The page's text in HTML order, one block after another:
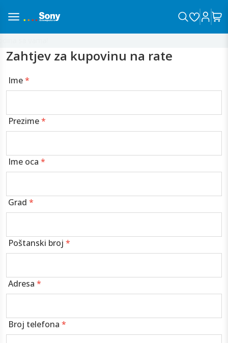
Zahtjev za kupovinu na rate
Ime*
Prezime*
Ime oca *
Grad *
Poštanski broj *
Adresa *
Broj telefona *